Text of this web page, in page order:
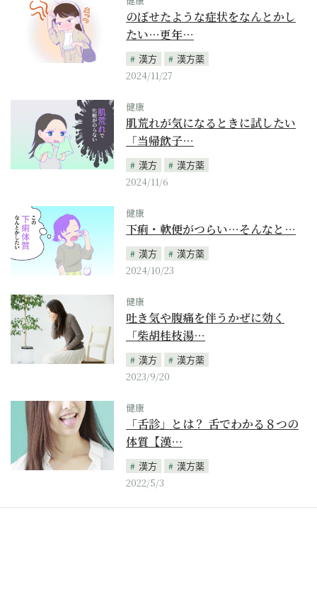
のぼせたような症状をなんとかし
たい…更年…
漢方
漢方薬
2024/11/27
健康
肌荒れが気になるときに試したい
「当帰飲子…
漢方
漢方薬
2024/11/6
健康
下痢・軟便がつらい…そんなと…
漢方
漢方薬
2024/10/23
健康
吐き気や腹痛を伴うかぜに効く
「柴胡桂枝湯…
漢方
漢方薬
2023/9/20
健康
「舌診」とは？ 舌でわかる８つの
体質【漢…
漢方
漢方薬
2022/5/3